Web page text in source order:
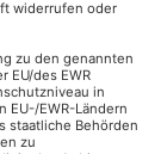
Zahlung per